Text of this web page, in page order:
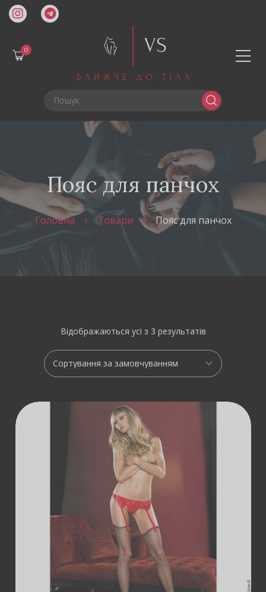
0
Пояс для панчох
Головна Товари Пояс для панчох
Відображаються усі з 3 результатів
ДОДАТИ В
КОШИК